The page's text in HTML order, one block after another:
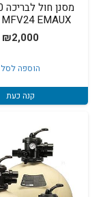
MFV24 EMAUX אמוקס
₪2,000
הוספה לסל
קנה כעת